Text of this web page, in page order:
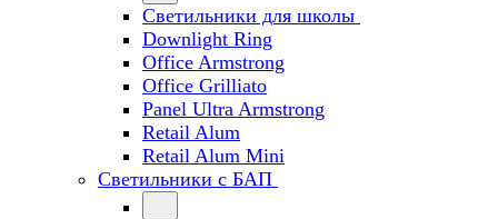
Светильники для школы
Downlight Ring
Office Armstrong
Office Grilliato
Panel Ultra Armstrong
Retail Alum
Retail Alum Mini
Светильники с БАП